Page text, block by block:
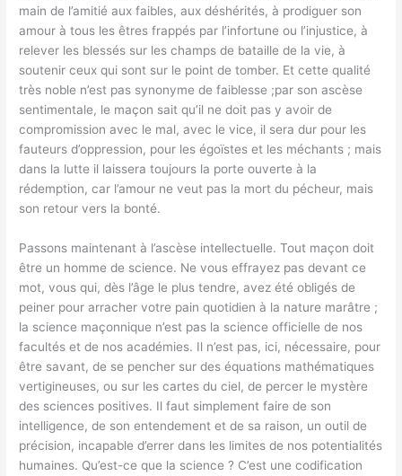
main de l’amitié aux faibles, aux déshérités, à prodiguer son
amour à tous les êtres frappés par l’infortune ou l’injustice, à
relever les blessés sur les champs de bataille de la vie, à
soutenir ceux qui sont sur le point de tomber. Et cette qualité
très noble n’est pas synonyme de faiblesse ;par son ascèse
sentimentale, le maçon sait qu’il ne doit pas y avoir de
compromission avec le mal, avec le vice, il sera dur pour les
fauteurs d’oppression, pour les égoïstes et les méchants ; mais
dans la lutte il laissera toujours la porte ouverte à la
rédemption, car l’amour ne veut pas la mort du pécheur, mais
son retour vers la bonté.
Passons maintenant à l’ascèse intellectuelle. Tout maçon doit
être un homme de science. Ne vous effrayez pas devant ce
mot, vous qui, dès l’âge le plus tendre, avez été obligés de
peiner pour arracher votre pain quotidien à la nature marâtre ;
la science maçonnique n’est pas la science officielle de nos
facultés et de nos académies. Il n’est pas, ici, nécessaire, pour
être savant, de se pencher sur des équations mathématiques
vertigineuses, ou sur les cartes du ciel, de percer le mystère
des sciences positives. Il faut simplement faire de son
intelligence, de son entendement et de sa raison, un outil de
précision, incapable d’errer dans les limites de nos potentialités
humaines. Qu’est-ce que la science ? C’est une codification